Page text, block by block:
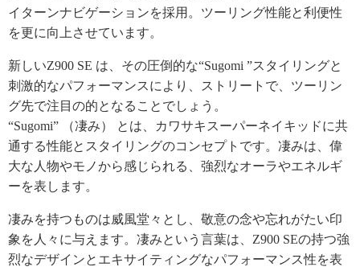
イターンナビゲーションを採用。ツーリング性能と利便性
を更に向上させています。
新しいZ900 SE は、その圧倒的な“Sugomi ”スタイリングと
刺激的なパフォーマンスにより、ストリートで、ツーリン
グ先で注目の的となることでしょう。
“Sugomi” （凄み） とは、カワサキスーパーネイキッドに共
通する性能とスタイリングのコンセプトです。凄みは、偉
大な人物やモノから感じられる、強烈なオーラやエネルギ
ーを表します。
凄みを持つものは威風堂々とし、敬意の念や忘れがたい印
象を人々に与えます。凄みという言葉は、Z900 SEの持つ強
烈なデザインとエキサイティングなパフォーマンス性を表